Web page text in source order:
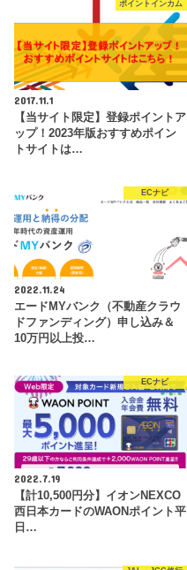
ポイントインカム
2017.11.1
【当サイト限定】登録ポイントア
ップ！2023年版おすすめポイン
トサイトは…
ECナビ
2022.11.24
エードMYバンク（不動産クラウ
ドファンディング）申し込み＆
10万円以上投…
ECナビ
2022.7.19
【計10,500円分】イオンNEXCO
西日本カードのWAONポイント平
日…